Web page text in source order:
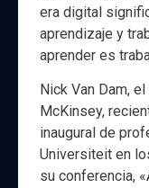
era digital
aprendizaje y
aprender es
Nick Van Dam,
McKinsey,
inaugural de
Universiteit en
su conferencia,